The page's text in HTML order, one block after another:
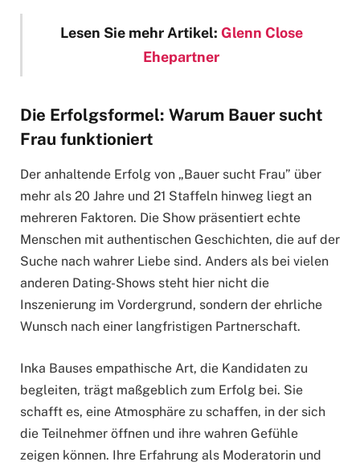
Lesen Sie mehr Artikel: Glenn Close
Ehepartner
Die Erfolgsformel: Warum Bauer sucht
Frau funktioniert
Der anhaltende Erfolg von „Bauer sucht Frau” über
mehr als 20 Jahre und 21 Staffeln hinweg liegt an
mehreren Faktoren. Die Show präsentiert echte
Menschen mit authentischen Geschichten, die auf der
Suche nach wahrer Liebe sind. Anders als bei vielen
anderen Dating-Shows steht hier nicht die
Inszenierung im Vordergrund, sondern der ehrliche
Wunsch nach einer langfristigen Partnerschaft.
Inka Bauses empathische Art, die Kandidaten zu
begleiten, trägt maßgeblich zum Erfolg bei. Sie
schafft es, eine Atmosphäre zu schaffen, in der sich
die Teilnehmer öffnen und ihre wahren Gefühle
zeigen können. Ihre Erfahrung als Moderatorin und